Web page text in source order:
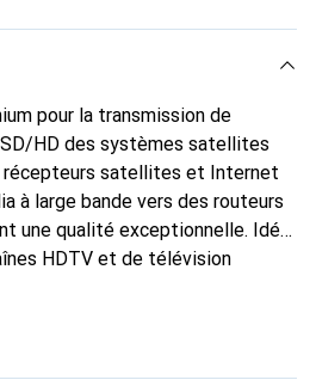
pour la transmission de
HD des systèmes satellites
récepteurs satellites et Internet
à large bande vers des routeurs
une qualité exceptionnelle. Idéal
HDTV et de télévision
F.